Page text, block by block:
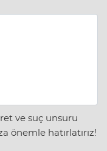
ve suç unsuru
önemle hatırlatırız!